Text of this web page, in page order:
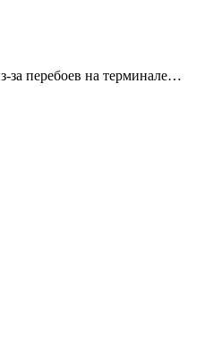
за перебоев на терминале…